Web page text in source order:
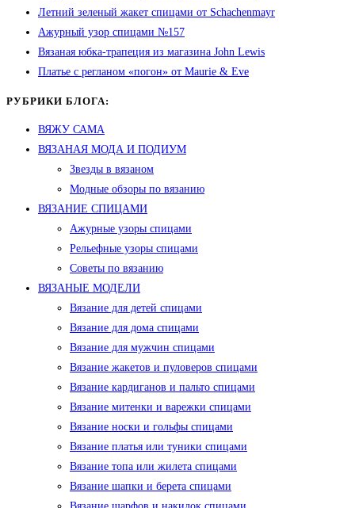
Летний зеленый жакет спицами от Schachenmayr
Ажурный узор спицами №157
Вязаная юбка-трапеция из магазина John Lewis
Платье с регланом «погон» от Maurie & Eve
РУБРИКИ БЛОГА:
ВЯЖУ САМА
ВЯЗАНАЯ МОДА И ПОДИУМ
Звезды в вязаном
Модные обзоры по вязанию
ВЯЗАНИЕ СПИЦАМИ
Ажурные узоры спицами
Рельефные узоры спицами
Советы по вязанию
ВЯЗАНЫЕ МОДЕЛИ
Вязание для детей спицами
Вязание для дома спицами
Вязание для мужчин спицами
Вязание жакетов и пуловеров спицами
Вязание кардиганов и пальто спицами
Вязание митенки и варежки спицами
Вязание носки и гольфы спицами
Вязание платья или туники спицами
Вязание топа или жилета спицами
Вязание шапки и берета спицами